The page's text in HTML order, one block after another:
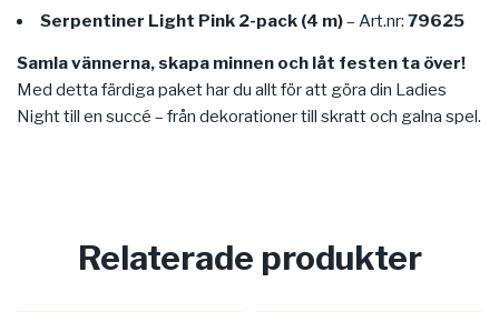
Serpentiner Light Pink 2-pack (4 m)– Art.nr: 79625
Samla vännerna, skapa minnen och låt festen ta över!
Med detta färdiga paket har du allt för att göra din Ladies
Night till en succé – från dekorationer till skratt och galna spel.
Relaterade produkter